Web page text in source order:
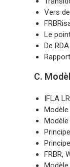
Vers
Le
De
C.
IFLA
FRBR,